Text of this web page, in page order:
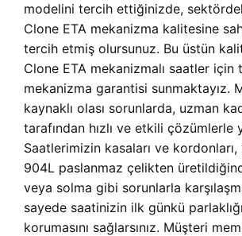
modelini tercih ettiğinizde,
Clone ETA mekanizma kalitesine
tercih etmiş olursunuz. Bu üstün
Clone ETA mekanizmalı saatler için
mekanizma garantisi sunmaktayız.
kaynaklı olası sorunlarda, uzman
tarafından hızlı ve etkili çözümlerle
Saatlerimizin kasaları ve
904L paslanmaz çelikten
veya solma gibi sorunlarla
sayede saatinizin ilk günkü
korumasını sağlarsınız. Müşteri